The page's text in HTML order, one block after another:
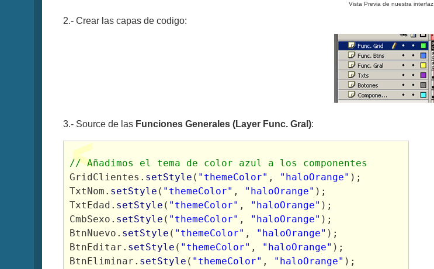
Vista Previa de nuestra interfaz
2.- Crear las capas de codigo:
3.- Source de las Funciones Generales (Layer Func. Gral):
// Añadimos el tema de color azul a los componentes
GridClientes. setStyle ( "themeColor" , "haloOrange" );
TxtNom. setStyle ( "themeColor" , "haloOrange" );
TxtEdad. setStyle ( "themeColor" , "haloOrange" );
CmbSexo. setStyle ( "themeColor" , "haloOrange" );
BtnNuevo. setStyle ( "themeColor" , "haloOrange" );
BtnEditar. setStyle ( "themeColor" , "haloOrange" );
BtnEliminar. setStyle ( "themeColor" , "haloOrange" );